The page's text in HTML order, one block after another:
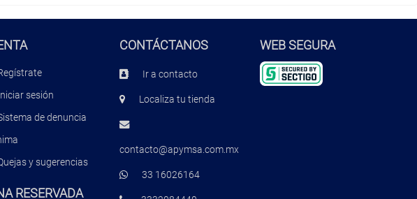
sesión
de denuncia
y sugerencias
RESERVADA
CONTÁCTANOS
Ir a contacto
Localiza tu tienda
contacto@apymsa.com.mx
33 16026164
WEB SEGURA